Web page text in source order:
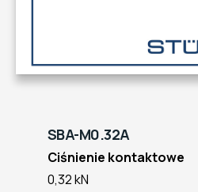
SBA-M0.32A
Ciśnienie kontaktowe
0,32 kN